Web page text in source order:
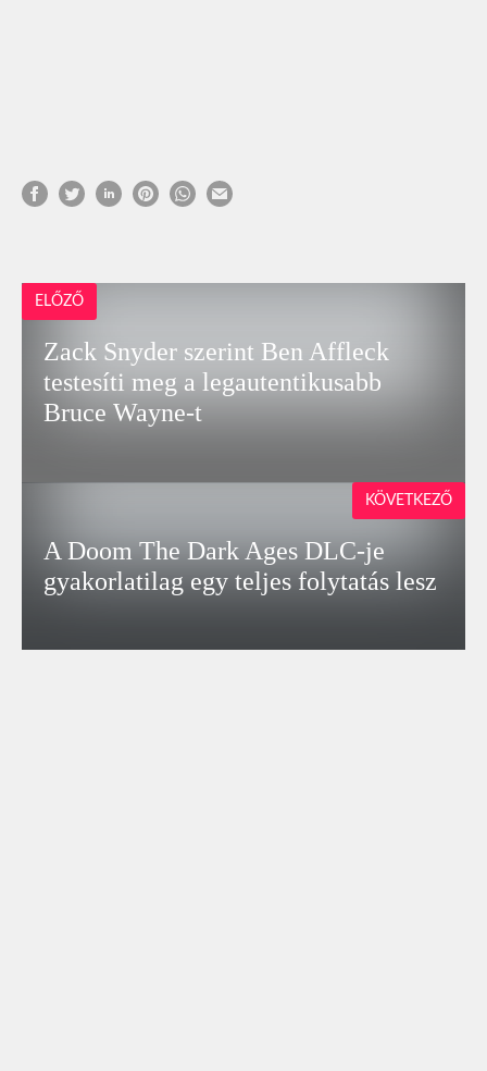
ELŐZŐ
Zack Snyder szerint Ben Affleck
testesíti meg a legautentikusabb
Bruce Wayne-t
A Doom The Dark Ages DLC-je
gyakorlatilag egy teljes folytatás lesz
KÖVETKEZŐ